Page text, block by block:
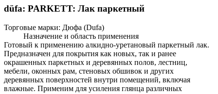
düfa: PARKETT: Лак паркетный
Торговые марки: Дюфа (Dufa)
Назначение и область применения
Готовый к применению алкидно-уретановый паркетный лак.
Предназначен для покрытия как новых, так и ранее
окрашенных паркетных и деревянных полов, лестниц,
мебели, оконных рам, стеновых обшивок и других
деревянных поверхностей внутри помещений, включая
влажные. Применим для усиления глянца различных